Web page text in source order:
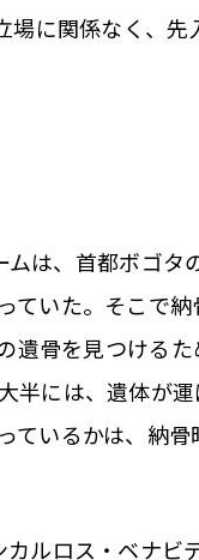
に関係なく、
は、首都ボゴタ
ていた。そこで
遺骨を見つける
半には、遺体が
ているかは、納
ルロス・ベナビ